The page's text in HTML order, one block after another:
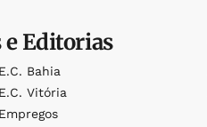
e Editorias
E.c. Bahia
E.c. Vitória
Empregos